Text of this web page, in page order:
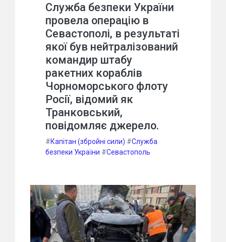
Служба безпеки України
провела операцію в
Севастополі, в результаті
якої був нейтралізований
командир штабу
ракетних кораблів
Чорноморського флоту
Росії, відомий як
Транковський,
повідомляє джерело.
#Капітан (збройні сили) #Служба
безпеки України #Севастополь